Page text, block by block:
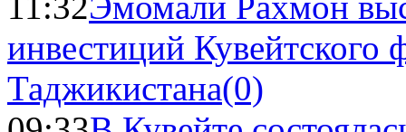
инвестиций Кувейтского
Таджикистана(0)